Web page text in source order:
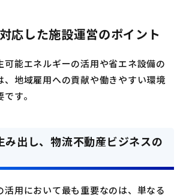
応した施設運営のポイント
可能エネルギーの活用や省エネ設備の
、地域雇用への貢献や働きやすい環境
す。
み出し、物流不動産ビジネスの
活用において最も重要なのは、単なる